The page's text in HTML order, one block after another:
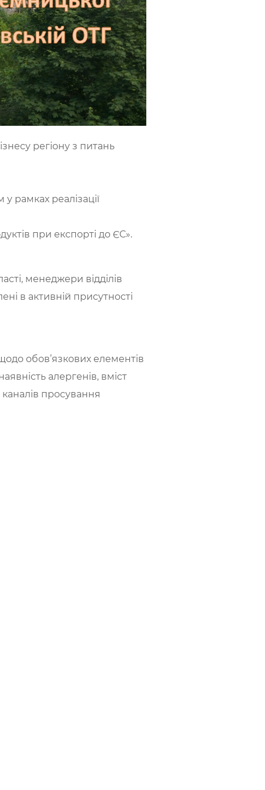
регіону з питань
у рамках реалізації
при експорті до ЄС».
менеджери відділів
в активній присутності
обов’язкових елементів
алергенів, вміст
просування